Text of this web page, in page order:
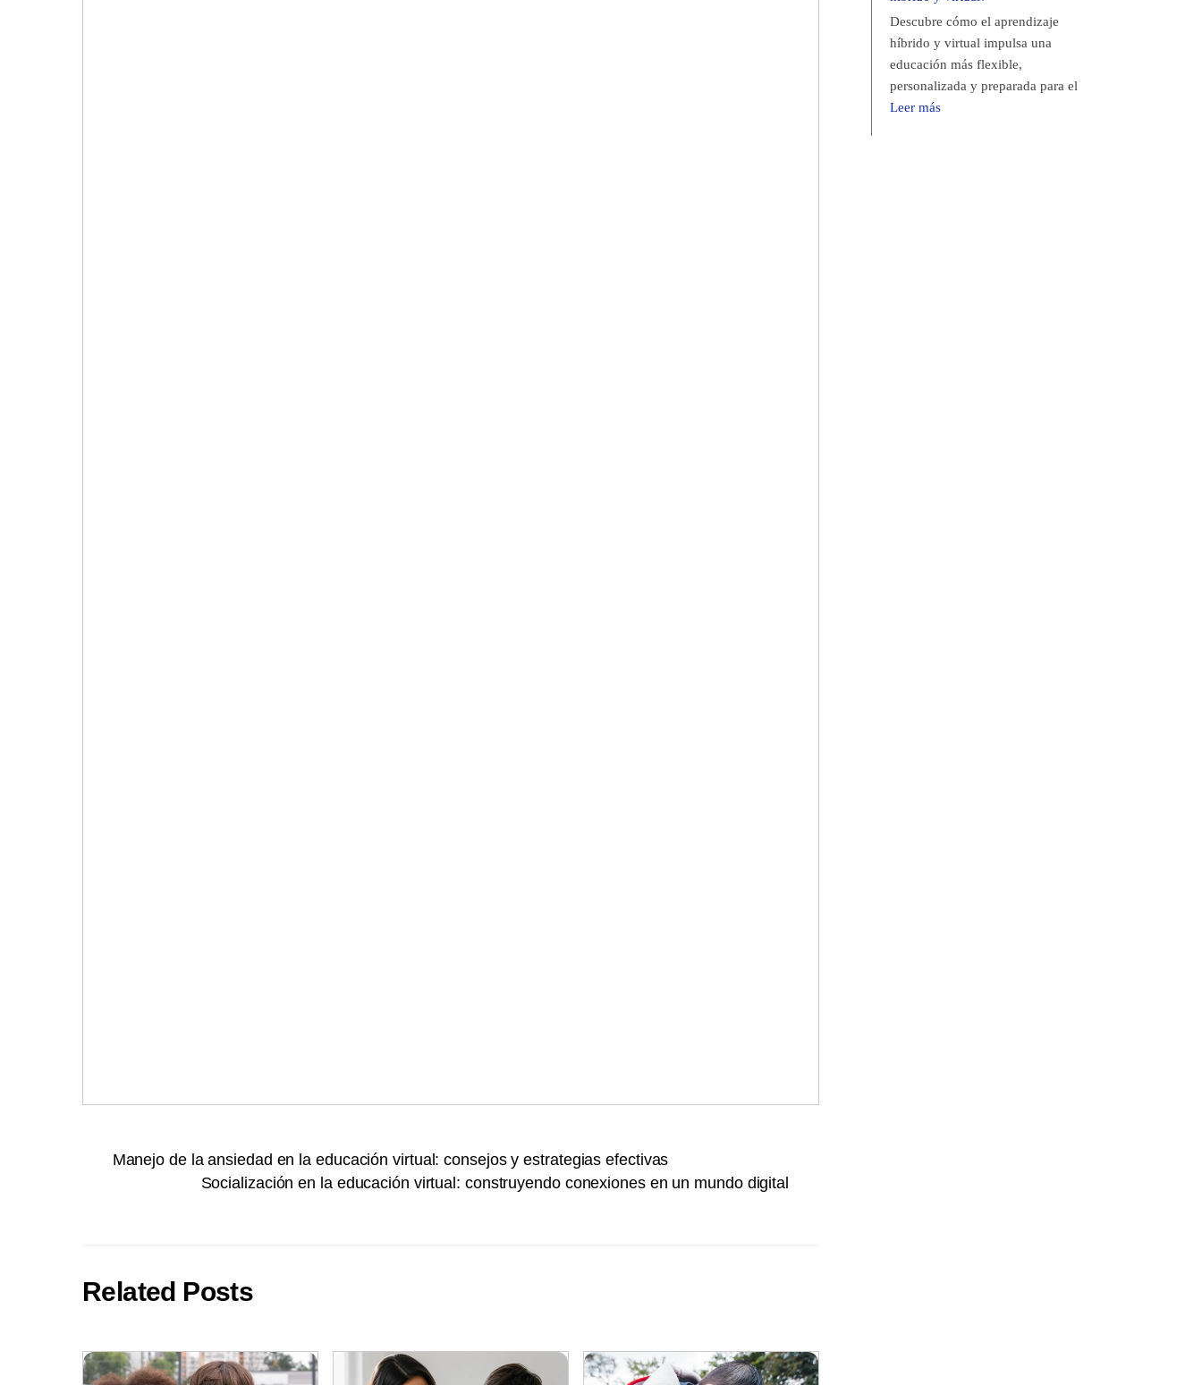
Manejo de la ansiedad en la educación virtual: consejos y estrategias efectivas
Socialización en la educación virtual: construyendo conexiones en un mundo digital
Related Posts
Descubre cómo el aprendizaje
híbrido y virtual impulsa una
educación más flexible,
personalizada y preparada para el
Leer más